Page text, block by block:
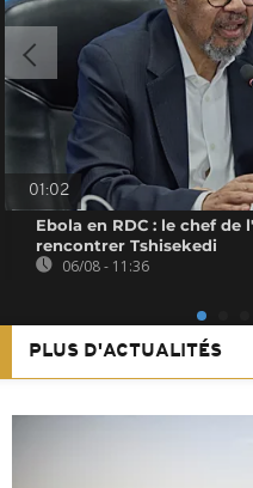
01:02
Ebola en RDC : le chef de
rencontrer Tshisekedi
06/08 - 11:36
PLUS D'ACTUALITÉS